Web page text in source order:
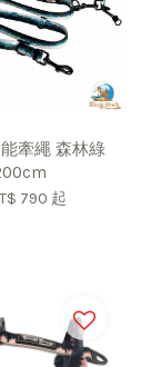
牽繩 森林綠
790 起